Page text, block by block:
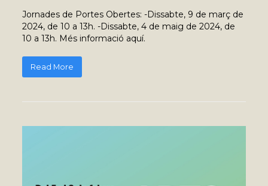
Jornades de Portes Obertes: -Dissabte, 9 de març de
2024, de 10 a 13h. -Dissabte, 4 de maig de 2024, de
10 a 13h. Més informació aquí.
Read More